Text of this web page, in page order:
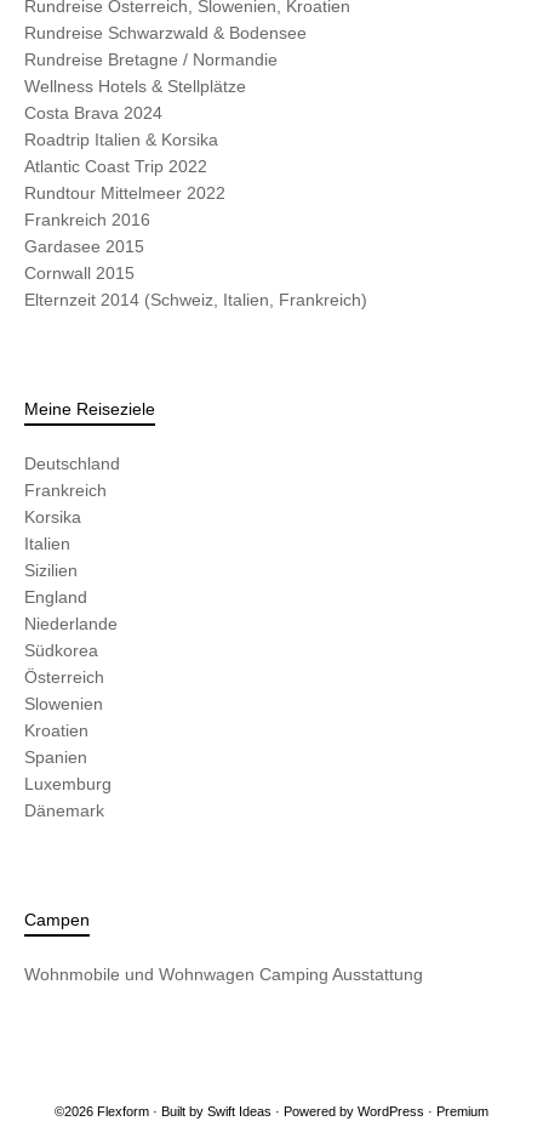
Rundreise Österreich, Slowenien, Kroatien
Rundreise Schwarzwald & Bodensee
Rundreise Bretagne / Normandie
Wellness Hotels & Stellplätze
Costa Brava 2024
Roadtrip Italien & Korsika
Atlantic Coast Trip 2022
Rundtour Mittelmeer 2022
Frankreich 2016
Gardasee 2015
Cornwall 2015
Elternzeit 2014 (Schweiz, Italien, Frankreich)
Meine Reiseziele
Deutschland
Frankreich
Korsika
Italien
Sizilien
England
Niederlande
Südkorea
Österreich
Slowenien
Kroatien
Spanien
Luxemburg
Dänemark
Campen
Wohnmobile und Wohnwagen Camping Ausstattung
©2026 Flexform · Built by Swift Ideas · Powered by WordPress · Premium